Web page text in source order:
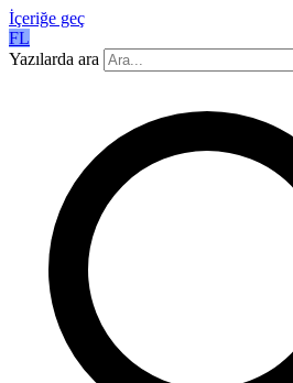
İçeriğe geç
FL
Yazılarda ara